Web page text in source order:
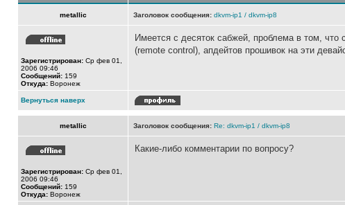
metallic Заголовок сообщения: dkvm-ip1 / dkvm-ip8
Зарегистрирован: Ср фев 01,
2006 09:46
Сообщений: 159
Откуда: Воронеж
Имеется с десяток сабжей, проблема в том, что
(remote control), апдейтов прошивок на эти
Вернуться наверх
metallic Заголовок сообщения: Re: dkvm-ip1 / dkvm-ip8
Зарегистрирован: Ср фев 01,
2006 09:46
Сообщений: 159
Откуда: Воронеж
Какие-либо комментарии по вопросу?